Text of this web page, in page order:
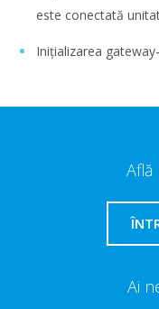
este conectată
Inițializarea
Află
Ai